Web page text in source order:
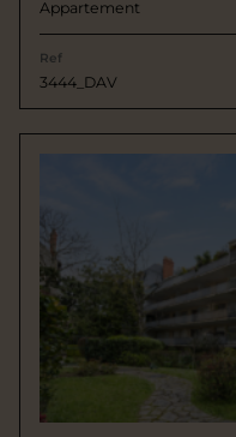
Appartement
Ref
3444_DAV